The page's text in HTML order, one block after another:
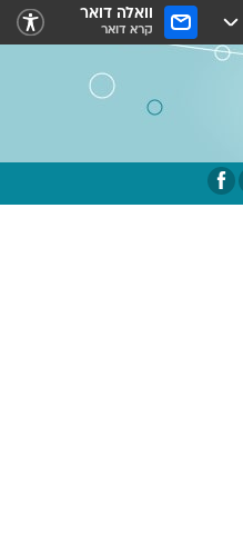
וואלה דואר
קרא דואר